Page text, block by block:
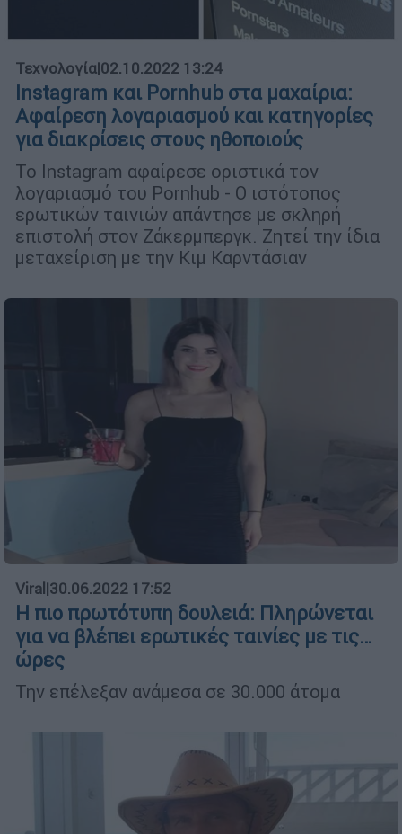
Τεχνολογία|02.10.2022 13:24
Instagram και Pornhub στα μαχαίρια:
Αφαίρεση λογαριασμού και κατηγορίες
για διακρίσεις στους ηθοποιούς
Το Instagram αφαίρεσε οριστικά τον
λογαριασμό του Pornhub - Ο ιστότοπος
ερωτικών ταινιών απάντησε με σκληρή
επιστολή στον Ζάκερμπεργκ. Ζητεί την ίδια
μεταχείριση με την Κιμ Καρντάσιαν
Viral |30.06.2022 17:52
Η πιο πρωτότυπη δουλειά: Πληρώνεται
για να βλέπει ερωτικές ταινίες με τις…
ώρες
Την επέλεξαν ανάμεσα σε 30.000 άτομα